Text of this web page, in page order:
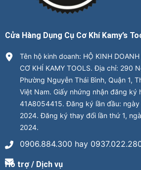
Cửa Hàng Dụng Cụ Cơ Khí Kamy’s
Tên hộ kinh doanh: HỘ KINH
CƠ KHÍ KAMY TOOLS. Địa chỉ: 290
Phường Nguyễn Thái Bình, Quận 1,
Việt Nam. Giấy nhứng nhận đăng ký
41A8054415. Đăng ký lần đầu:
2024. Đăng ký thay đổi lần thứ 1,
2024.
0906.884.300 hay
Hỗ trợ / Dịch vụ